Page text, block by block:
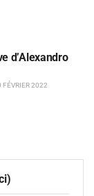
d’Alexandro
FÉVRIER 2022